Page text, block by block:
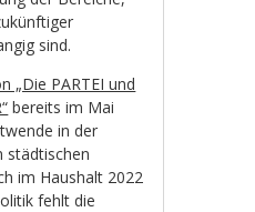
sind.
„Die PARTEI und
bereits im Mai
in der
städtischen
im Haushalt 2022
fehlt die